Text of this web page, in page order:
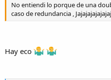
No entiendi lo porque de una
caso de redundancia ,
Hay eco